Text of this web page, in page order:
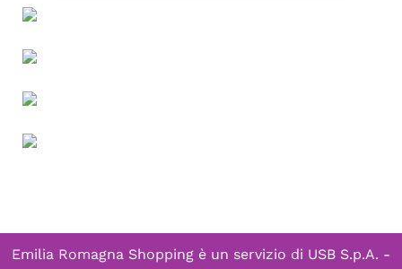
Emilia Romagna Shopping è un servizio di USB S.p.A. -